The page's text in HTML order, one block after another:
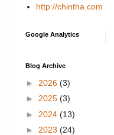
http://chintha.com
Google Analytics
Blog Archive
► 2026 (3)
► 2025 (3)
► 2024 (13)
► 2023 (24)